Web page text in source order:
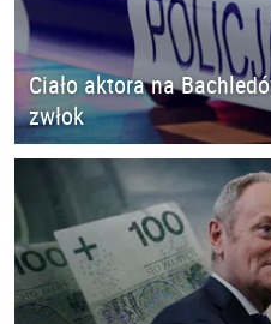
Ciało aktora na
zwłok